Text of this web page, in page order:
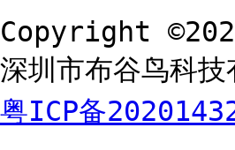
Copyright
深圳市布谷鸟科技
粤ICP备